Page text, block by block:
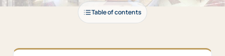
Table of contents